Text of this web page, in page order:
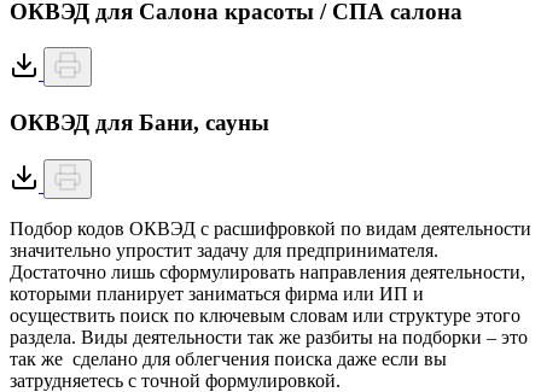
ОКВЭД для Салона красоты / СПА салона
ОКВЭД для Бани, сауны
Подбор кодов ОКВЭД с расшифровкой по видам деятельности
значительно упростит задачу для предпринимателя.
Достаточно лишь сформулировать направления деятельности,
которыми планирует заниматься фирма или ИП и
осуществить поиск по ключевым словам или структуре этого
раздела. Виды деятельности так же разбиты на подборки – это
так же сделано для облегчения поиска даже если вы
затрудняетесь с точной формулировкой.